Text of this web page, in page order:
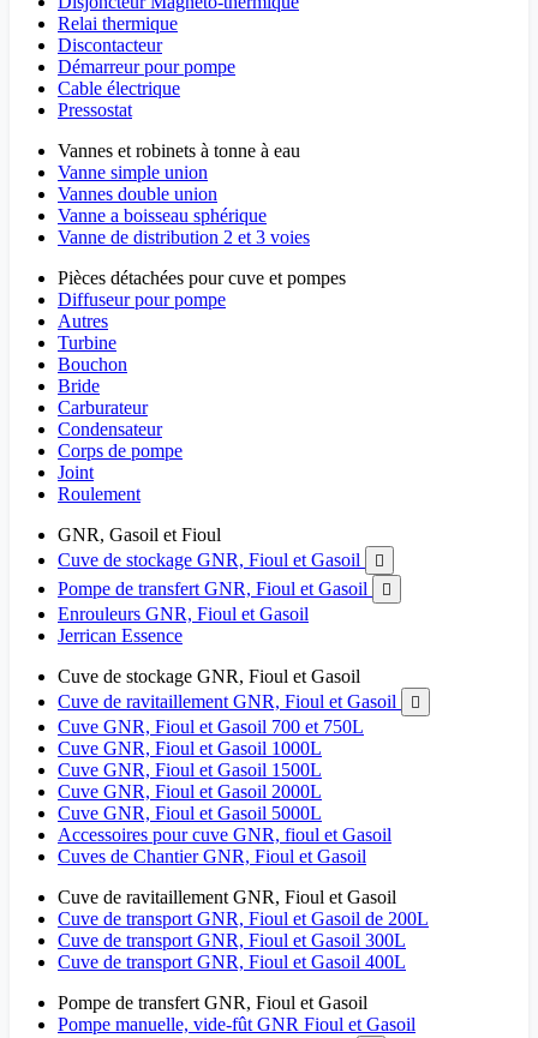
Relai thermique
Discontacteur
Démarreur pour pompe
Cable électrique
Pressostat
Vannes et robinets à tonne à eau
Vanne simple union
Vannes double union
Vanne a boisseau sphérique
Vanne de distribution 2 et 3 voies
Pièces détachées pour cuve et pompes
Diffuseur pour pompe
Autres
Turbine
Bouchon
Bride
Carburateur
Condensateur
Corps de pompe
Joint
Roulement
GNR, Gasoil et Fioul
Cuve de stockage GNR, Fioul et Gasoil

Pompe de transfert GNR, Fioul et Gasoil 
Enrouleurs GNR, Fioul et Gasoil
Jerrican Essence
Cuve de stockage GNR, Fioul et Gasoil
Cuve de ravitaillement GNR, Fioul et Gasoil

Cuve GNR, Fioul et Gasoil 700 et 750L
Cuve GNR, Fioul et Gasoil 1000L
Cuve GNR, Fioul et Gasoil 1500L
Cuve GNR, Fioul et Gasoil 2000L
Cuve GNR, Fioul et Gasoil 5000L
Accessoires pour cuve GNR, fioul et Gasoil
Cuves de Chantier GNR, Fioul et Gasoil
Cuve de ravitaillement GNR, Fioul et Gasoil
Cuve de transport GNR, Fioul et Gasoil de 200L
Cuve de transport GNR, Fioul et Gasoil 300L
Cuve de transport GNR, Fioul et Gasoil 400L
Pompe de transfert GNR, Fioul et Gasoil
Pompe manuelle, vide-fût GNR Fioul et Gasoil